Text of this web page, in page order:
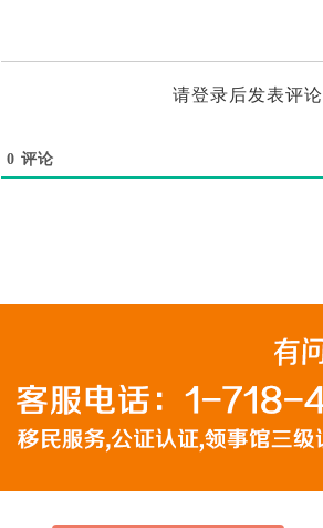
请登录后发表评论
0 评论